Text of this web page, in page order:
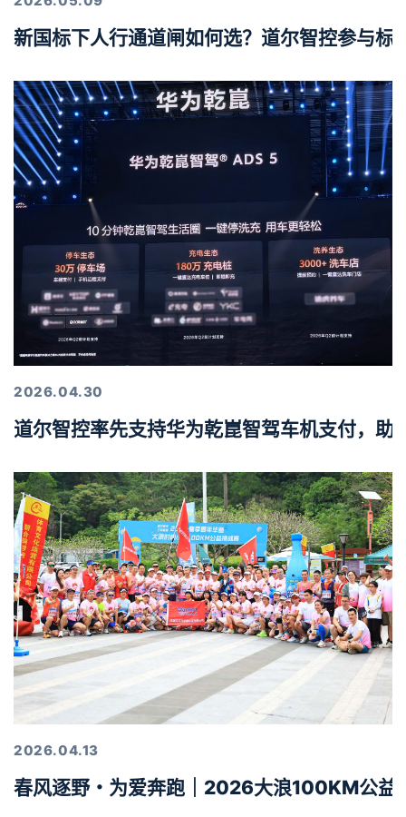
新国标下人行通道闸如何选？道尔智控参与标
2026.04.30
道尔智控率先支持华为乾崑智驾车机支付，助
2026.04.13
春风逐野・为爱奔跑｜2026大浪100KM公益